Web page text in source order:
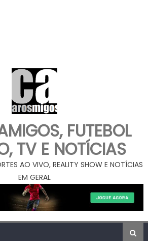
FUTEBOL
TV E NOTÍCIAS
AO VIVO, REALITY SHOW E NOTÍCIAS
EM GERAL